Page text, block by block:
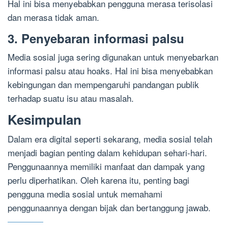
Hal ini bisa menyebabkan pengguna merasa terisolasi
dan merasa tidak aman.
3. Penyebaran informasi palsu
Media sosial juga sering digunakan untuk menyebarkan
informasi palsu atau hoaks. Hal ini bisa menyebabkan
kebingungan dan mempengaruhi pandangan publik
terhadap suatu isu atau masalah.
Kesimpulan
Dalam era digital seperti sekarang, media sosial telah
menjadi bagian penting dalam kehidupan sehari-hari.
Penggunaannya memiliki manfaat dan dampak yang
perlu diperhatikan. Oleh karena itu, penting bagi
pengguna media sosial untuk memahami
penggunaannya dengan bijak dan bertanggung jawab.